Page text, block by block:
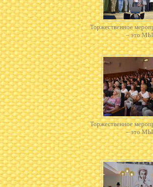
Торжественное
– это
Торжественное
– это